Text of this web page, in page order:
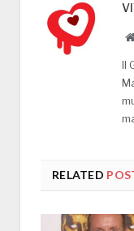
Il
RELATED